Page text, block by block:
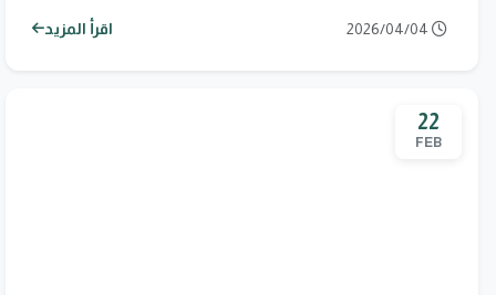
اقرأ المزيد
22
FEB